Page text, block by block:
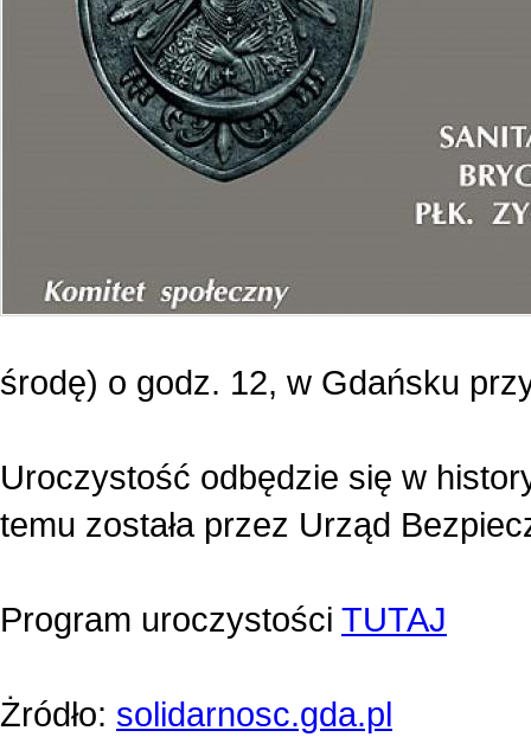
środę) o godz. 12, w Gdańsku
Uroczystość odbędzie się w
temu została przez Urząd
Program uroczystości TUTAJ
Żródło: solidarnosc.gda.pl